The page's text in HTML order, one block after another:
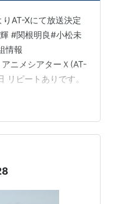
AT-Xにて放送決定
#関根明良#小松未
情報
ニメシアターＸ(AT-
リピートありです。